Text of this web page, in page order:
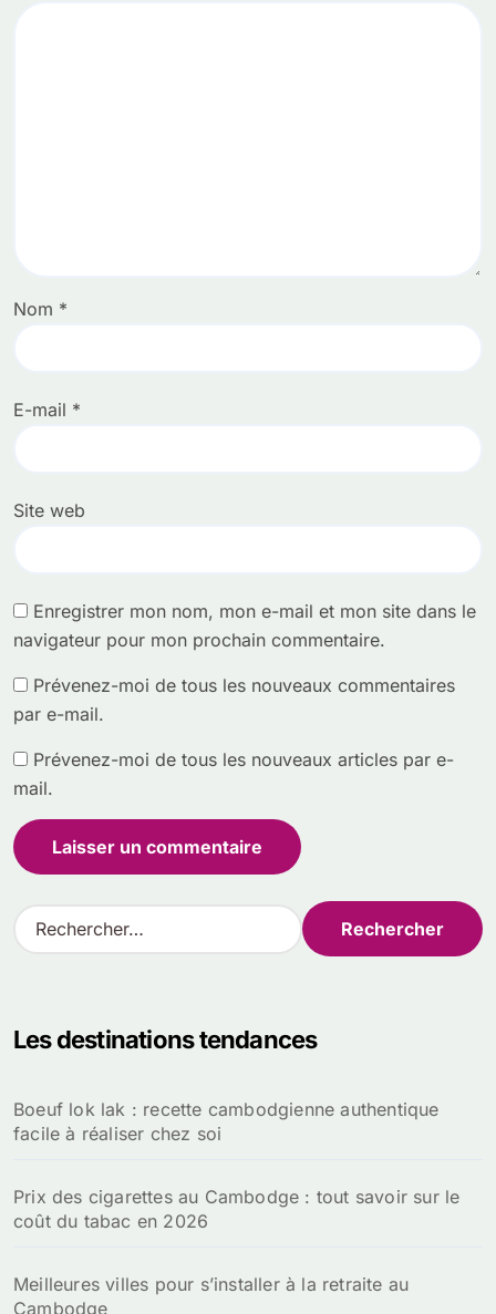
Nom *
E-mail *
Site web
Enregistrer mon nom, mon e-mail et mon site dans le
navigateur pour mon prochain commentaire.
Prévenez-moi de tous les nouveaux commentaires
par e-mail.
Prévenez-moi de tous les nouveaux articles par e-
mail.
R
e
r
e
r
Les destinations tendances
Boeuf lok lak : recette cambodgienne authentique
facile à réaliser chez soi
Prix des cigarettes au Cambodge : tout savoir sur le
coût du tabac en 2026
Meilleures villes pour s’installer à la retraite au
Cambodge